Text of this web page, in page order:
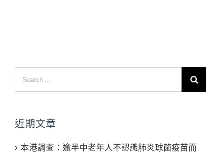
Search
for:
近期文章
本港調查：逾半中老年人不認識肺炎球菌疫苗而